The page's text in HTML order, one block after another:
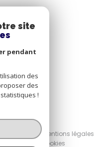
réservés
Mentions légales
Cookies
site
pendant
des
des
!